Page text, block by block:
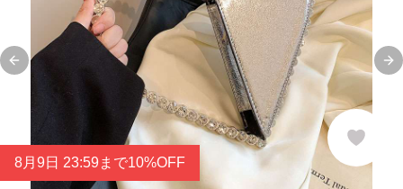
Previous slide
8月 9 日 23:59まで10%OFF